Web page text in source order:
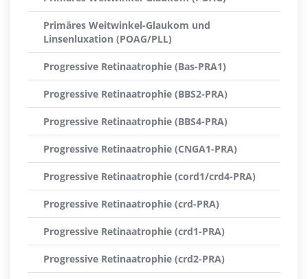
Primäres Weitwinkel-Glaukom und
Linsenluxation (POAG/PLL)
Progressive Retinaatrophie (Bas-PRA1)
Progressive Retinaatrophie (BBS2-PRA)
Progressive Retinaatrophie (BBS4-PRA)
Progressive Retinaatrophie (CNGA1-PRA)
Progressive Retinaatrophie (cord1/crd4-PRA)
Progressive Retinaatrophie (crd-PRA)
Progressive Retinaatrophie (crd1-PRA)
Progressive Retinaatrophie (crd2-PRA)